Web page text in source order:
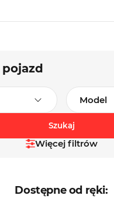
Model
Szukaj
Więcej filtrów
Dostępne od ręki: